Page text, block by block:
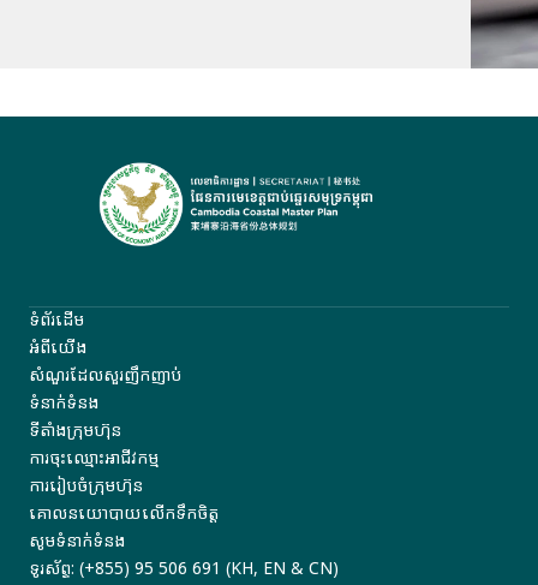
ទំព័រដើម
អំពីយើង
សំណួរដែលសួរញឹកញាប់
ទំនាក់ទំនង
ទីតាំងក្រុមហ៊ុន
ការចុះឈ្មោះអាជីវកម្ម
ការរៀបចំក្រុមហ៊ុន
គោលនយោបាយលើកទឹកចិត្ត
សូមទំនាក់ទំនង
ទូរស័ព្ទ: (+855) 95 506 691 (KH, EN & CN)